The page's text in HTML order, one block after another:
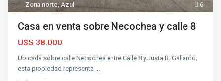
6
Zona norte,Azul
Casa en venta sobre Necochea y calle 8
U$S 38.000
Ubicada sobre calle Necochea entre Calle 8 y Justa B. Gallardo,
esta propiedad representa